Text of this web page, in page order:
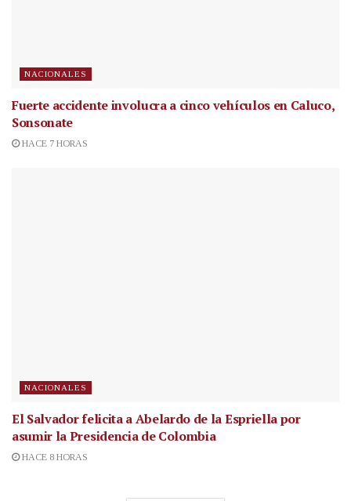
NACIONALES
Fuerte accidente involucra a cinco vehículos en Caluco,
Sonsonate
HACE 7 HORAS
NACIONALES
El Salvador felicita a Abelardo de la Espriella por
asumir la Presidencia de Colombia
HACE 8 HORAS